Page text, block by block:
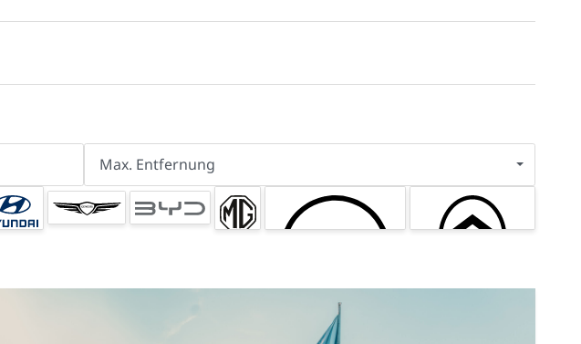
Max. Entfernung